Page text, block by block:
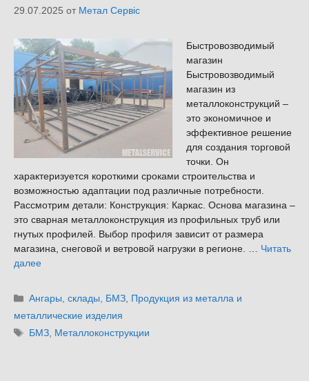
29.07.2025 от Метал Сервіс
Быстровозводимый
магазин
Быстровозводимый
магазин из
металлоконструкций –
это экономичное и
эффективное решение
для создания торговой
точки. Он
характеризуется короткими сроками строительства и
возможностью адаптации под различные потребности.
Рассмотрим детали: Конструкция: Каркас. Основа магазина –
это сварная металлоконструкция из профильных труб или
гнутых профилей. Выбор профиля зависит от размера
магазина, снеговой и ветровой нагрузки в регионе. … Читать
далее
Рубрики
Ангары, склады, БМЗ Продукция из металла и
металлические изделия
Метки
БМЗ Металлоконструкции